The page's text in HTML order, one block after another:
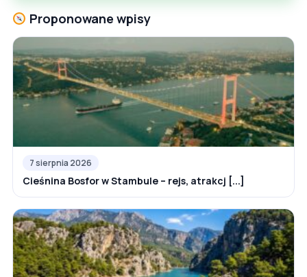
Proponowane wpisy
7 sierpnia 2026
Cieśnina Bosfor w Stambule – rejs, atrakcj [...]